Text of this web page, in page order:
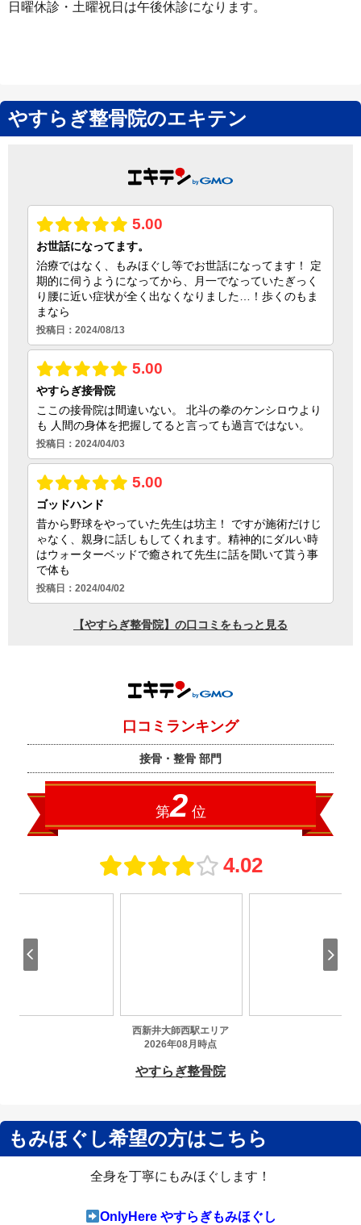
日曜休診・土曜祝日は午後休診になります。
やすらぎ整骨院のエキテン
もみほぐし希望の方はこちら
全身を丁寧にもみほぐします！
OnlyHere やすらぎもみほぐし